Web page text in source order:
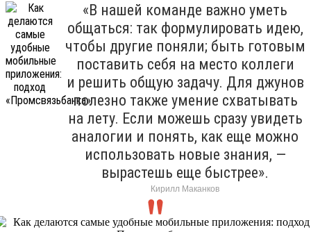
«В нашей команде важно уметь
общаться: так формулировать идею,
чтобы другие поняли; быть готовым
поставить себя на место коллеги
и решить общую задачу. Для джунов
полезно также умение схватывать
на лету. Если можешь сразу увидеть
аналогии и понять, как еще можно
использовать новые знания, —
вырастешь еще быстрее».
Кирилл Маканков